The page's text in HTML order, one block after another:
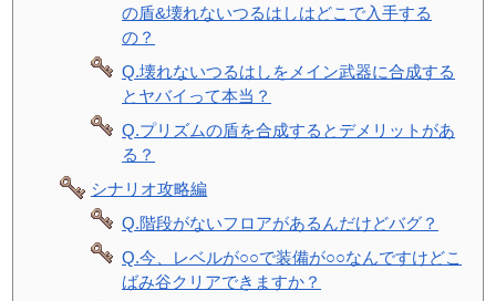
の盾&壊れないつるはしはどこで入手する
の？
Q.壊れないつるはしをメイン武器に合成する
とヤバイって本当？
Q.プリズムの盾を合成するとデメリットがあ
る？
シナリオ攻略編
Q.階段がないフロアがあるんだけどバグ？
Q.今、レベルが○○で装備が○○なんですけどこ
ばみ谷クリアできますか？